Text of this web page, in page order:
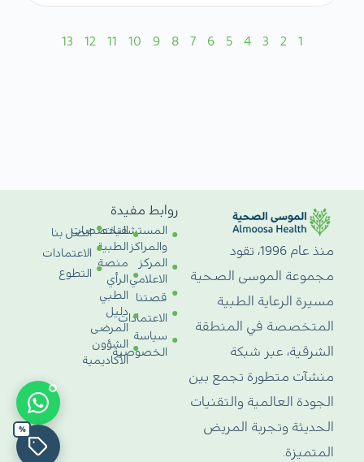
1
2
3
4
5
6
7
8
9
10
11
12
13
منذ عام 1996، تقود
مجموعة الموسى الصحية
مسيرة الرعاية الطبية
المتخصصة في المنطقة
الشرقية، عبر شبكة
منشآت متطورة تجمع بين
الجودة العالمية والتقنيات
الحديثة وتجربة المريض
المتميزة.
روابط مفيدة
المستشفيات
والمراكز
المركز
الاعلامي
قصتنا
الاعتمادات
سياسة
الخصوصية
التخصصات
الطبية
منصة
الرأي
الطبي
دليل
المرضى
الشؤون
الأكاديمية
اتصل بنا
الاعتمادات
التطوع
%